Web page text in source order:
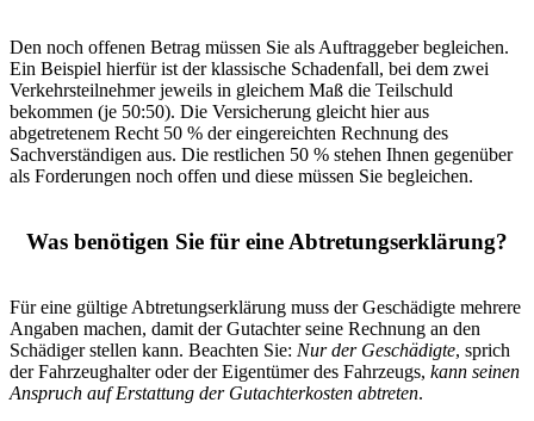
Den noch offenen Betrag müssen Sie als Auftraggeber begleichen.
Ein Beispiel hierfür ist der klassische Schadenfall, bei dem zwei
Verkehrsteilnehmer jeweils in gleichem Maß die Teilschuld
bekommen (je 50:50). Die Versicherung gleicht hier aus
abgetretenem Recht 50 % der eingereichten Rechnung des
Sachverständigen aus. Die restlichen 50 % stehen Ihnen gegenüber
als Forderungen noch offen und diese müssen Sie begleichen.
Was benötigen Sie für eine Abtretungserklärung?
Für eine gültige Abtretungserklärung muss der Geschädigte mehrere
Angaben machen, damit der Gutachter seine Rechnung an den
Schädiger stellen kann. Beachten Sie: Nur der Geschädigte, sprich
der Fahrzeughalter oder der Eigentümer des Fahrzeugs, kann seinen
Anspruch auf Erstattung der Gutachterkosten abtreten.